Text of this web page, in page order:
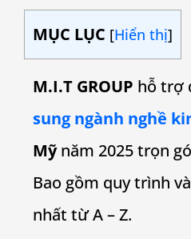
MỤC LỤC [Hiển thị]
M.I.T GROUP hỗ trợ
sung ngành nghề
Mỹnăm 2025 trọn
Bao gồm quy trình
nhất từ A – Z.